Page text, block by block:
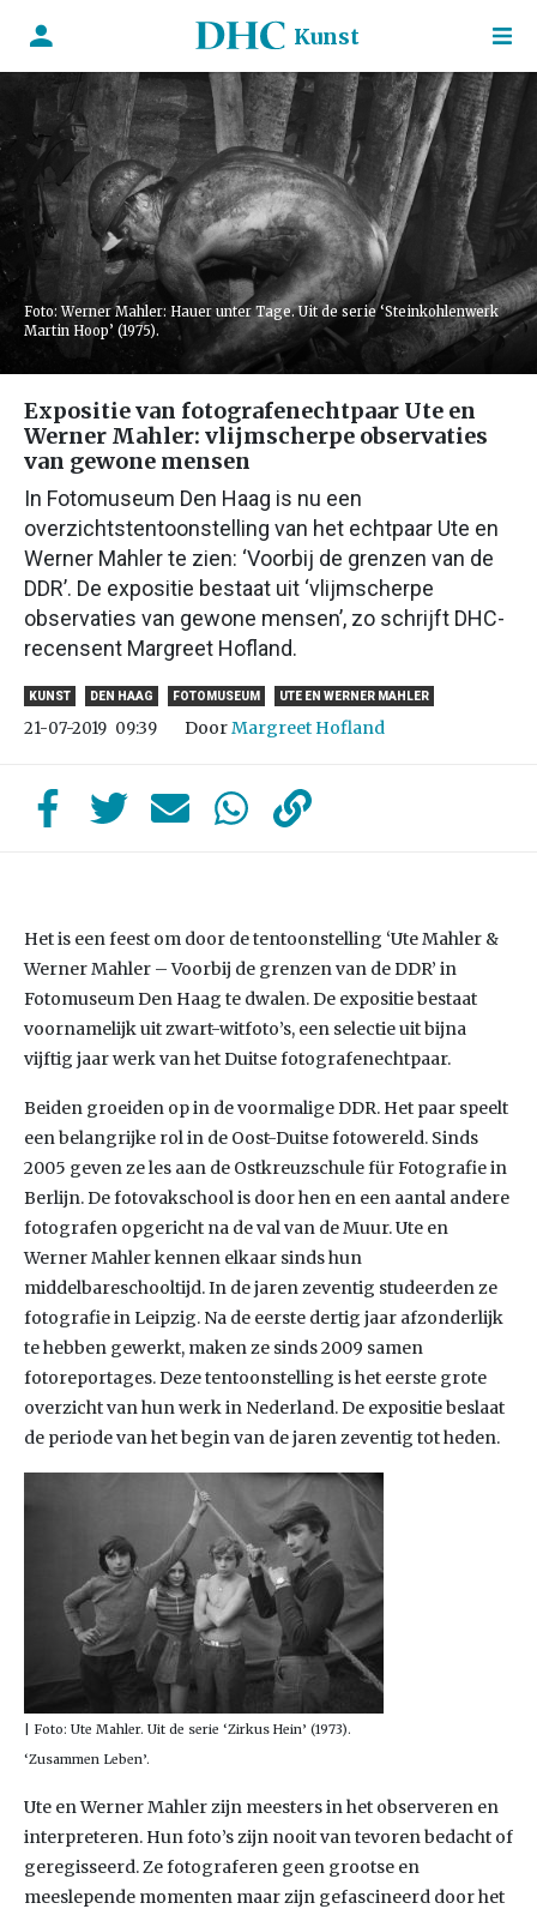
Kunst
Foto: Werner Mahler: Hauer unter Tage. Uit de serie ‘Steinkohlenwerk
Martin Hoop’ (1975).
Expositie van fotografenechtpaar Ute en
Werner Mahler: vlijmscherpe observaties
van gewone mensen
In Fotomuseum Den Haag is nu een
overzichtstentoonstelling van het echtpaar Ute en
Werner Mahler te zien: ‘Voorbij de grenzen van de
DDR’. De expositie bestaat uit ‘vlijmscherpe
observaties van gewone mensen’, zo schrijft DHC-
recensent Margreet Hofland.
KUNST DEN HAAG FOTOMUSEUM UTE EN WERNER MAHLER
21-07-2019 09:39 DoorMargreet Hofland
Het is een feest om door de tentoonstelling ‘Ute Mahler &
Werner Mahler – Voorbij de grenzen van de DDR’ in
Fotomuseum Den Haag te dwalen. De expositie bestaat
voornamelijk uit zwart-witfoto’s, een selectie uit bijna
vijftig jaar werk van het Duitse fotografenechtpaar.
Beiden groeiden op in de voormalige DDR. Het paar speelt
een belangrijke rol in de Oost-Duitse fotowereld. Sinds
2005 geven ze les aan de Ostkreuzschule für Fotografie in
Berlijn. De fotovakschool is door hen en een aantal andere
fotografen opgericht na de val van de Muur. Ute en
Werner Mahler kennen elkaar sinds hun
middelbareschooltijd. In de jaren zeventig studeerden ze
fotografie in Leipzig. Na de eerste dertig jaar afzonderlijk
te hebben gewerkt, maken ze sinds 2009 samen
fotoreportages. Deze tentoonstelling is het eerste grote
overzicht van hun werk in Nederland. De expositie beslaat
de periode van het begin van de jaren zeventig tot heden.
| Foto: Ute Mahler. Uit de serie ‘Zirkus Hein’ (1973).
‘Zusammen Leben’.
Ute en Werner Mahler zijn meesters in het observeren en
interpreteren. Hun foto’s zijn nooit van tevoren bedacht of
geregisseerd. Ze fotograferen geen grootse en
meeslepende momenten maar zijn gefascineerd door het